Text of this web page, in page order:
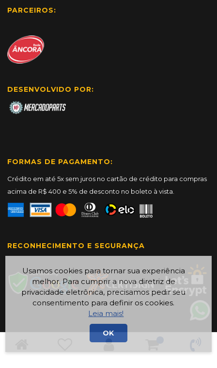
Usamos cookies para tornar sua experiência
melhor. Para cumprir a nova diretriz de
privacidade eletrônica, precisamos pedir seu
consentimento para definir os cookies.
Leia mais!
OK
PARCEIROS:
DESENVOLVIDO POR:
FORMAS DE PAGAMENTO:
Crédito em até 5x sem juros no cartão de crédito para compras
acima de R$ 400 e 5% de desconto no boleto à vista.
RECONHECIMENTO E SEGURANÇA
© 2000 - 2025 - Gap-Rio - Todos os direitos reservados.